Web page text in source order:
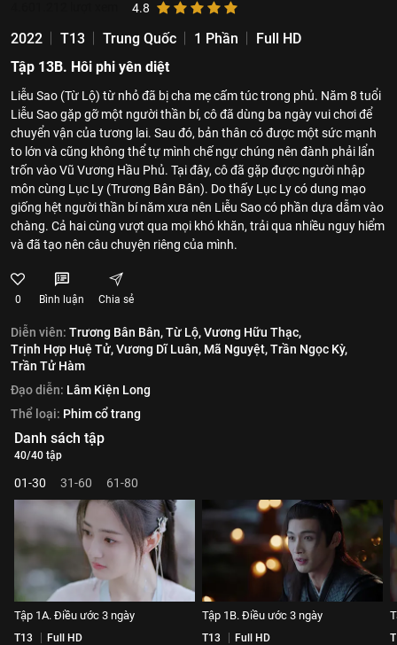
4.8
2022 T13 Trung Quốc 1 Phần
Full HD
Tập 13B. Hôi phi yên diệt
Liễu Sao (Từ Lộ) từ nhỏ đã bị cha mẹ cấm túc trong phủ. Năm 8 tuổi
Liễu Sao gặp gỡ một người thần bí, cô đã dùng ba ngày vui chơi để
chuyển vận của tương lai. Sau đó, bản thân có được một sức mạnh
to lớn và cũng không thể tự mình chế ngự chúng nên đành phải lẩn
trốn vào Vũ Vương Hầu Phủ. Tại đây, cô đã gặp được người nhập
môn cùng Lục Ly (Trương Bân Bân). Do thấy Lục Ly có dung mạo
giống hệt người thần bí năm xưa nên Liễu Sao có phần dựa dẫm vào
chàng. Cả hai cùng vượt qua mọi khó khăn, trải qua nhiều nguy hiểm
và đã tạo nên câu chuyện riêng của mình.
0 Bình luận Chia sẻ
Diễn viên: Trương Bân Bân,Từ Lộ,Vương Hữu Thạc,
Trịnh Hợp Huệ Tử,Vương Dĩ Luân, Mã Nguyệt,Trần Ngọc Kỳ,
Trần Tử Hàm
Đạo diễn: Lâm Kiện Long
Thể loại: Phim cổ trang
Danh sách tập
40/40 tập
01-30 31-60 61-80
Tập 1A. Điều ước 3 ngày
T13 Full HD
Tập 1B. Điều ước 3 ngày
T13 Full HD